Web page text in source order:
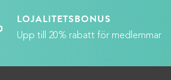
LOJALITETSBONUS
Upp till 20% rabatt för medlemmar